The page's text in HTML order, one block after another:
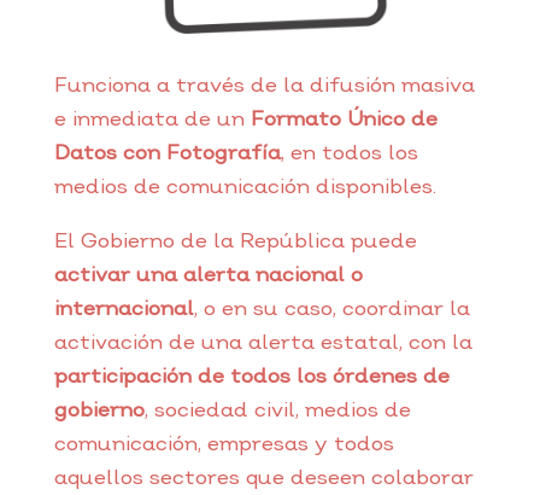
Funciona a través de la difusión masiva
e inmediata de un Formato Único de
Datos con Fotografía, en todos los
medios de comunicación disponibles.
El Gobierno de la República puede
activar una alerta nacional o
internacional, o en su caso, coordinar la
activación de una alerta estatal, con la
participación de todos los órdenes de
gobierno, sociedad civil, medios de
comunicación, empresas y todos
aquellos sectores que deseen colaborar